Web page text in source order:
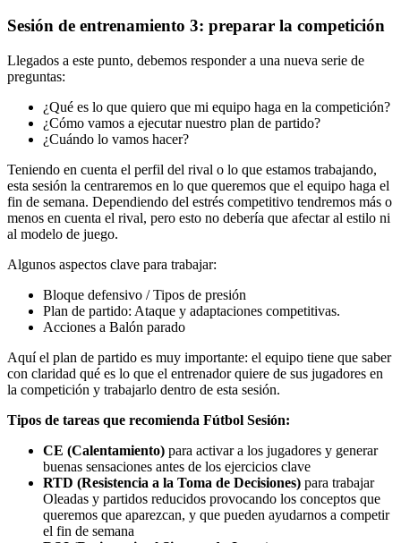
Sesión de entrenamiento 3: preparar la competición
Llegados a este punto, debemos responder a una nueva serie de
preguntas:
¿Qué es lo que quiero que mi equipo haga en la competición?
¿Cómo vamos a ejecutar nuestro plan de partido?
¿Cuándo lo vamos hacer?
Teniendo en cuenta el perfil del rival o lo que estamos trabajando,
esta sesión la centraremos en lo que queremos que el equipo haga el
fin de semana. Dependiendo del estrés competitivo tendremos más o
menos en cuenta el rival, pero esto no debería que afectar al estilo ni
al modelo de juego.
Algunos aspectos clave para trabajar:
Bloque defensivo / Tipos de presión
Plan de partido: Ataque y adaptaciones competitivas.
Acciones a Balón parado
Aquí el plan de partido es muy importante: el equipo tiene que saber
con claridad qué es lo que el entrenador quiere de sus jugadores en
la competición y trabajarlo dentro de esta sesión.
Tipos de tareas que recomienda Fútbol Sesión:
CE (Calentamiento) para activar a los jugadores y generar
buenas sensaciones antes de los ejercicios clave
RTD (Resistencia a la Toma de Decisiones) para trabajar
Oleadas y partidos reducidos provocando los conceptos que
queremos que aparezcan, y que pueden ayudarnos a competir
el fin de semana